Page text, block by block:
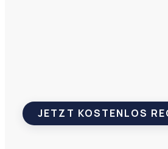
JETZT KOSTENLOS